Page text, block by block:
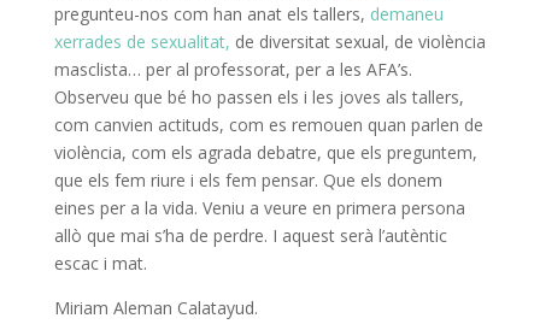
pregunteu-nos com han anat els tallers, demaneu
xerrades de sexualitat, de diversitat sexual, de violència
masclista… per al professorat, per a les AFA’s.
Observeu que bé ho passen els i les joves als tallers,
com canvien actituds, com es remouen quan parlen de
violència, com els agrada debatre, que els preguntem,
que els fem riure i els fem pensar. Que els donem
eines per a la vida. Veniu a veure en primera persona
allò que mai s’ha de perdre. I aquest serà l’autèntic
escac i mat.
Miriam Aleman Calatayud.